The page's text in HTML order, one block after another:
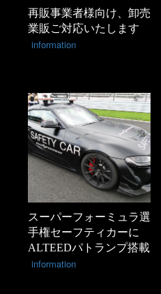
再販事業者様向け、卸売
業販ご対応いたします
information
スーパーフォーミュラ選
手権セーフティカーに
ALTEEDパトランプ搭載
information